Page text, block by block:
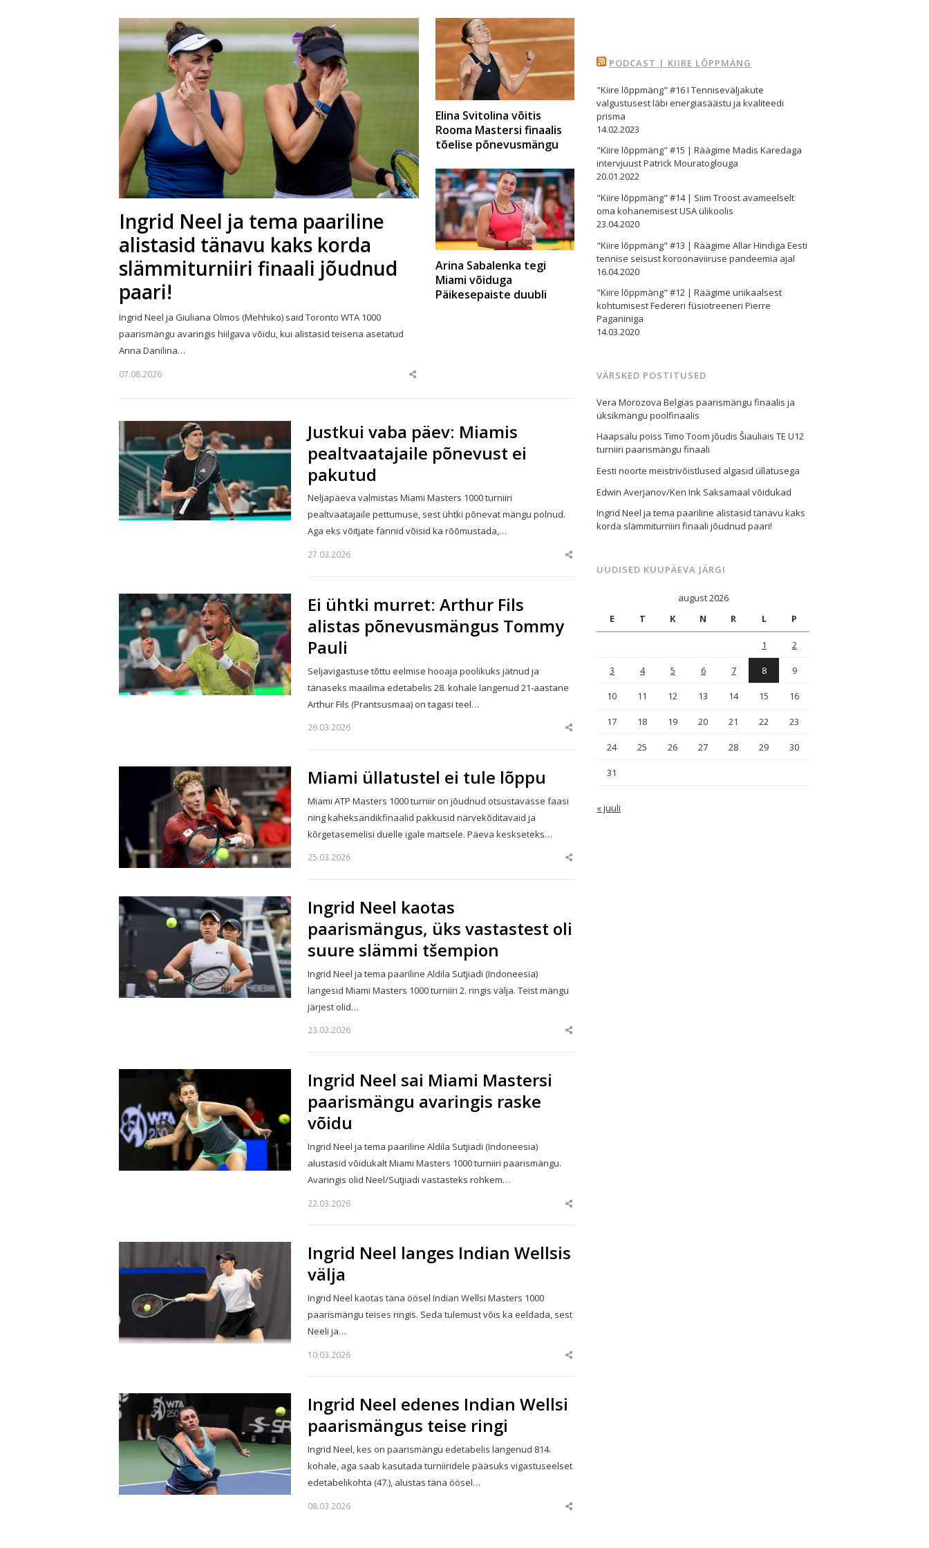
Ingrid Neel ja tema paariline
alistasid tänavu kaks korda
slämmiturniiri finaali jõudnud
paari!
Ingrid Neel ja Giuliana Olmos (Mehhiko) said Toronto WTA 1000
paarismängu avaringis hiilgava võidu, kui alistasid teisena asetatud
Anna Danilina…
07.08.2026
Share
Elina Svitolina võitis
Rooma Mastersi finaalis
tõelise põnevusmängu
Arina Sabalenka tegi
Miami võiduga
Päikesepaiste duubli
Justkui vaba päev: Miamis
pealtvaatajaile põnevust ei
pakutud
Neljapäeva valmistas Miami Masters 1000 turniiri
pealtvaatajaile pettumuse, sest ühtki põnevat mängu polnud.
Aga eks võitjate fännid võisid ka rõõmustada,…
27.03.2026
Share
Ei ühtki murret: Arthur Fils
alistas põnevusmängus Tommy
Pauli
Seljavigastuse tõttu eelmise hooaja poolikuks jätnud ja
tänaseks maailma edetabelis 28. kohale langenud 21-aastane
Arthur Fils (Prantsusmaa) on tagasi teel…
26.03.2026
Share
Miami üllatustel ei tule lõppu
Miami ATP Masters 1000 turniir on jõudnud otsustavasse faasi
ning kaheksandikfinaalid pakkusid närvekõditavaid ja
kõrgetasemelisi duelle igale maitsele. Päeva keskseteks…
25.03.2026
Share
Ingrid Neel kaotas
paarismängus, üks vastastest oli
suure slämmi tšempion
Ingrid Neel ja tema paariline Aldila Sutjiadi (Indoneesia)
langesid Miami Masters 1000 turniiri 2. ringis välja. Teist mängu
järjest olid…
23.03.2026
Share
Ingrid Neel sai Miami Mastersi
paarismängu avaringis raske
võidu
Ingrid Neel ja tema paariline Aldila Sutjiadi (Indoneesia)
alustasid võidukalt Miami Masters 1000 turniiri paarismängu.
Avaringis olid Neel/Sutjiadi vastasteks rohkem…
22.03.2026
Share
Ingrid Neel langes Indian Wellsis
välja
Ingrid Neel kaotas täna öösel Indian Wellsi Masters 1000
paarismängu teises ringis. Seda tulemust võis ka eeldada, sest
Neeli ja…
10.03.2026
Share
Ingrid Neel edenes Indian Wellsi
paarismängus teise ringi
Ingrid Neel, kes on paarismängu edetabelis langenud 814.
kohale, aga saab kasutada turniiridele pääsuks vigastuseelset
edetabelikohta (47.), alustas täna öösel…
08.03.2026
Share
PODCAST | KIIRE LÕPPMÄNG
"Kiire lõppmäng" #16 I Tenniseväljakute
valgustusest läbi energiasäästu ja kvaliteedi
prisma
14.02.2023
"Kiire lõppmäng" #15 | Räägime Madis Karedaga
intervjuust Patrick Mouratoglouga
20.01.2022
"Kiire lõppmäng" #14 | Siim Troost avameelselt
oma kohanemisest USA ülikoolis
23.04.2020
"Kiire lõppmäng" #13 | Räägime Allar Hindiga Eesti
tennise seisust koroonaviiruse pandeemia ajal
16.04.2020
"Kiire lõppmäng" #12 | Räägime unikaalsest
kohtumisest Federeri füsiotreeneri Pierre
Paganiniga
14.03.2020
VÄRSKED POSTITUSED
Vera Morozova Belgias paarismängu finaalis ja
üksikmängu poolfinaalis
Haapsalu poiss Timo Toom jõudis Šiauliais TE U12
turniiri paarismängu finaali
Eesti noorte meistrivõistlused algasid üllatusega
Edwin Averjanov/Ken Ink Saksamaal võidukad
Ingrid Neel ja tema paariline alistasid tänavu kaks
korda slämmiturniiri finaali jõudnud paari!
UUDISED KUUPÄEVA JÄRGI
august 2026
E
T K N R L P
1 2
3 4 5 6 7 8 9
10 11 12 13 14 15 16
17 18 19 20 21 22 23
24 25 26 27 28 29 30
31
« juuli